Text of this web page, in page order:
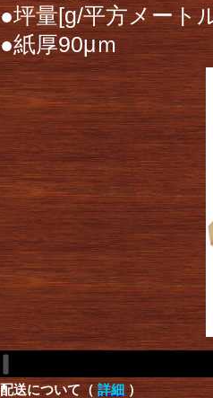
●坪量[g/平方メート
●紙厚90μｍ
配送について（ 詳細 ）